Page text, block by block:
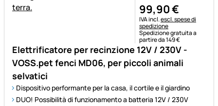
Elettrificatore per recinzione 12V / 230V -
VOSS.pet fenci MD06, per piccoli animali
selvatici
Dispositivo performante per la casa, il cortile e il giardino
DUO! Possibilità di funzionamento a batteria 12V / 230V
99,90€
Informazioni fiscali:
IVA incl.escl. spese di
spedizione
Spedizione gratuita a
partire da 149 €